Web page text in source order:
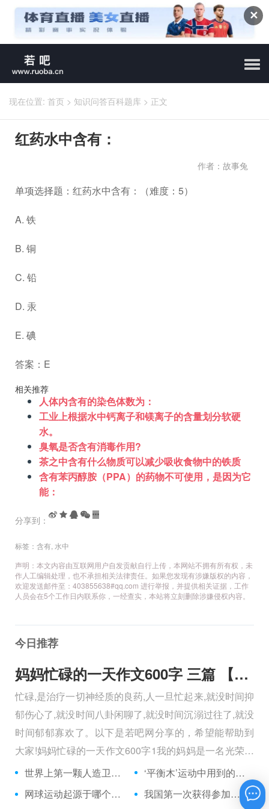
✕
现在位置: 首页 > 知识问答百科题库 > 正文
红药水中含有：
作者：故事兔
单项选择题：红药水中含有：（难度：5）
A. 铁
B. 铜
C. 铅
D. 汞
E. 碘
答案：E
相关推荐
人体内含有的染色体数为：
工业上根据水中钙离子和镁离子的含量划分软硬
水。
臭氧是否含有消毒作用?
茶之中含有什么物质可以减少吸收食物中的铁质
含有苯丙醇胺（PPA）的药物不可使用，是因为它
能：
分享到：
标签： 含有 水中
声明：本文内容由互联网用户自发贡献自行上传，本网站不拥有所有权，未
作人工编辑处理，也不承担相关法律责任。如果您发现有涉嫌版权的内容，
欢迎发送邮件至：403855638#qq.com 进行举报，并提供相关证据，工作
人员会在5个工作日内联系你，一经查实，本站将立刻删除涉嫌侵权内容。
今日推荐
妈妈忙碌的一天作文600字 三篇 【600字】
忙碌,是治疗一切神经质的良药,人一旦忙起来,就没时间抑
郁伤心了,就没时间八卦闲聊了,就没时间沉溺过往了,就没
时间郁郁寡欢了。以下是若吧网分享的，希望能帮助到
大家!妈妈忙碌的一天作文600字1我的妈妈是一名光荣的
人民警察，她总有做不完的事情。
世界上第一颗人造卫星是前苏联在哪一年发射的？
‘平衡木’运动中用到的平衡木，有多宽？（厘米）
网球运动起源于哪个国家？
我国第一次获得参加奥运会足球项目决赛阶段比赛资格是在哪一年？